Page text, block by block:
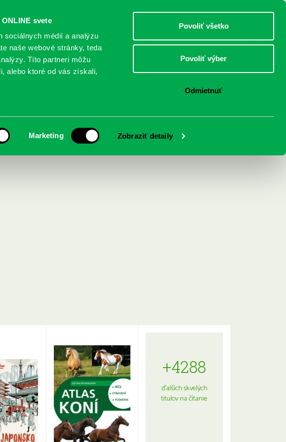
svete
sociálnych médií a analýzu
naše webové stránky, teda
Títo partneri môžu
alebo ktoré od vás získali,
Marketing Zobraziť detaily
Povoliť všetko
Povoliť výber
Odmietnuť
DOSPELÍ
O KNIŽNICI
s osobnosťami
+4288
ďalších skvelých
titulov na čítanie